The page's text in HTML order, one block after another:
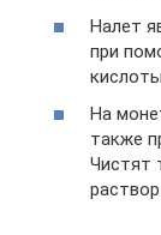
Налет
при
кислоты.
На
также
Чистят